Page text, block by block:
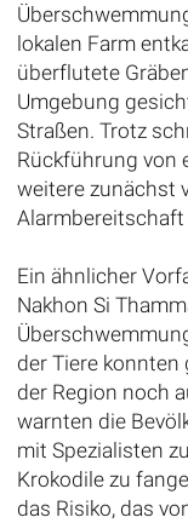
lokalen Farm
überflutete
Umgebung
Straßen. Trotz
Rückführung von
weitere zunächst
Alarmbereitschaft
Ein ähnlicher
Nakhon Si
der Tiere konnten
der Region noch
warnten die
mit Spezialisten
Krokodile zu
das Risiko, das